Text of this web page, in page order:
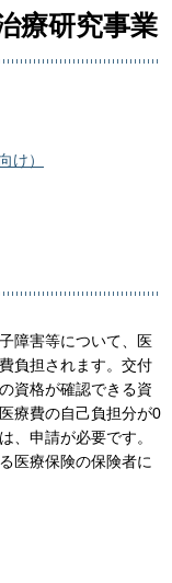
療研究事業
け）
障害等について、医
負担されます。交付
資格が確認できる資
療費の自己負担分が0
、申請が必要です。
医療保険の保険者に